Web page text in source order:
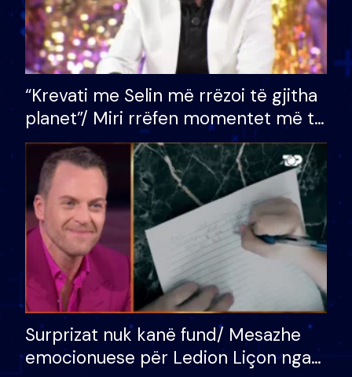
“Krevati me Selin më rrëzoi të gjitha
planet”/ Miri rrëfen momentet më të
bukura në shtëpinë e BB VIP: Do më
mungojë zilja e mëngjesit kur…
Surprizat nuk kanë fund/ Mesazhe
emocionuese për Ledion Liçon nga